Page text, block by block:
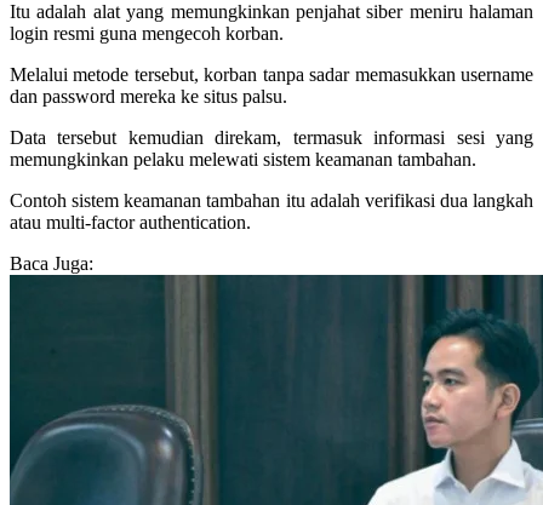
Itu adalah alat yang memungkinkan penjahat siber meniru halaman
login resmi guna mengecoh korban.
Melalui metode tersebut, korban tanpa sadar memasukkan username
dan password mereka ke situs palsu.
Data tersebut kemudian direkam, termasuk informasi sesi yang
memungkinkan pelaku melewati sistem keamanan tambahan.
Contoh sistem keamanan tambahan itu adalah verifikasi dua langkah
atau multi-factor authentication.
Baca Juga: